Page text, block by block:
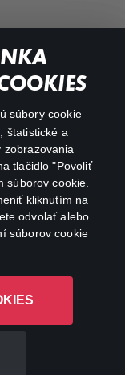
súbory cookie
štatistické a
zobrazovania
tlačidlo "Povoliť
súborov cookie.
kliknutím na
odvolať alebo
súborov cookie
Borschette 4,